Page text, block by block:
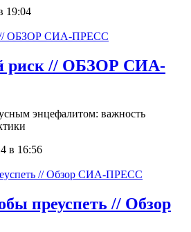
19:04
риск // ОБЗОР СИА-
энцефалитом: важность
в 16:56
преуспеть // Обзор